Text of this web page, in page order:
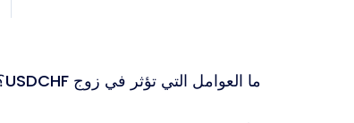
ما العوامل التي تؤثر في زوج USDCHF؟